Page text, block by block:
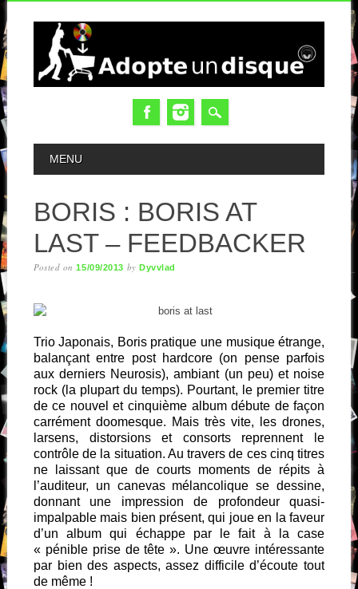
MAIN MENU
MENU
BORIS : BORIS AT
LAST – FEEDBACKER
Posted on15/09/2013 byDyvvlad
Trio Japonais, Boris pratique une musique étrange,
balançant entre post hardcore (on pense parfois
aux derniers Neurosis), ambiant (un peu) et noise
rock (la plupart du temps). Pourtant, le premier titre
de ce nouvel et cinquième album débute de façon
carrément doomesque. Mais très vite, les drones,
larsens, distorsions et consorts reprennent le
contrôle de la situation. Au travers de ces cinq titres
ne laissant que de courts moments de répits à
l’auditeur, un canevas mélancolique se dessine,
donnant une impression de profondeur quasi-
impalpable mais bien présent, qui joue en la faveur
d’un album qui échappe par le fait à la case
« pénible prise de tête ». Une œuvre intéressante
par bien des aspects, assez difficile d’écoute tout
de même !